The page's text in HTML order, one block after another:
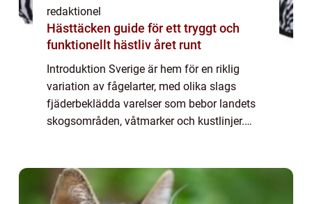
redaktionel
Hästtäcken guide för ett tryggt och
funktionellt hästliv året runt
Introduktion Sverige är hem för en riklig
variation av fågelarter, med olika slags
fjäderbeklädda varelser som bebor landets
skogsområden, våtmarker och kustlinjer.
des...